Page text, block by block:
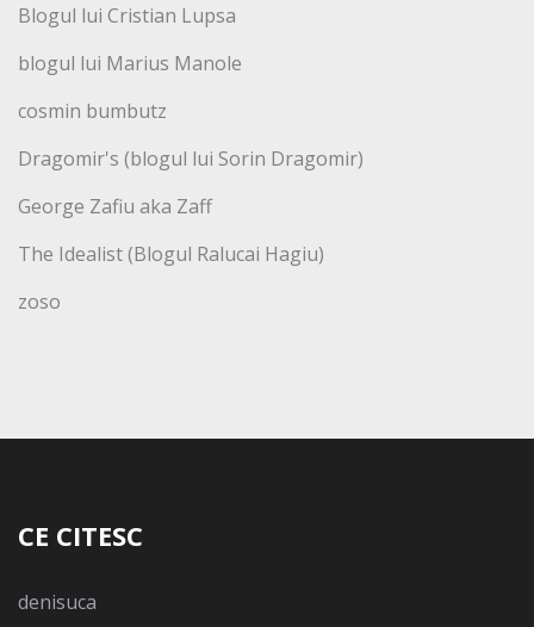
Blogul lui Cristian Lupsa
blogul lui Marius Manole
cosmin bumbutz
Dragomir's (blogul lui Sorin Dragomir)
George Zafiu aka Zaff
The Idealist (Blogul Ralucai Hagiu)
zoso
CE CITESC
denisuca